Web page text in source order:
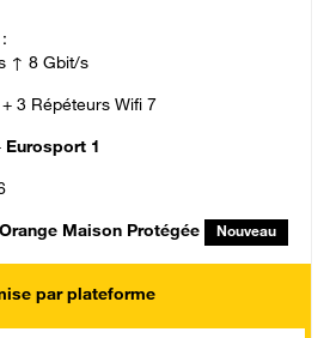
↑ 8 Gbit/s
3 Répéteurs Wifi 7
Eurosport 1
Maison Protégée Nouveau
par plateforme